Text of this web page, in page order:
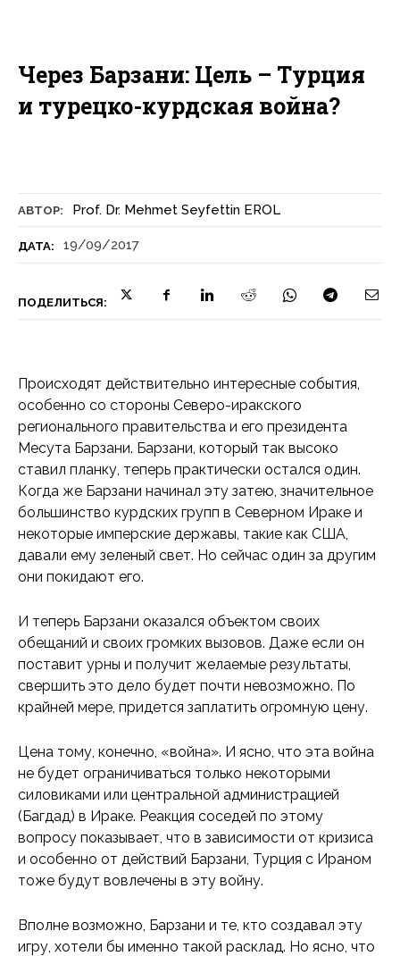
АВТОР: Prof. Dr. Mehmet Seyfettin EROL
ДАТА: 19/09/2017
ПОДЕЛИТЬСЯ:
Через Барзани: Цель – Турция
и турецко-курдская война?
Происходят действительно интересные события,
особенно со стороны Северо-иракского
регионального правительства и его президента
Месута Барзани. Барзани, который так высоко
ставил планку, теперь практически остался один.
Когда же Барзани начинал эту затею, значительное
большинство курдских групп в Северном Ираке и
некоторые имперские державы, такие как США,
давали ему зеленый свет. Но сейчас один за другим
они покидают его.
И теперь Барзани оказался объектом своих
обещаний и своих громких вызовов. Даже если он
поставит урны и получит желаемые результаты,
свершить это дело будет почти невозможно. По
крайней мере, придется заплатить огромную цену.
Цена тому, конечно, «война». И ясно, что эта война
не будет ограничиваться только некоторыми
силовиками или центральной администрацией
(Багдад) в Ираке. Реакция соседей по этому
вопросу показывает, что в зависимости от кризиса
и особенно от действий Барзани, Турция с Ираном
тоже будут вовлечены в эту войну.
Вполне возможно, Барзани и те, кто создавал эту
игру, хотели бы именно такой расклад. Но ясно, что